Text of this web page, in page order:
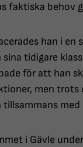
faktiska behov
han i en
sina tidigare
för att han
men trots
tillsammans med
i Gävle